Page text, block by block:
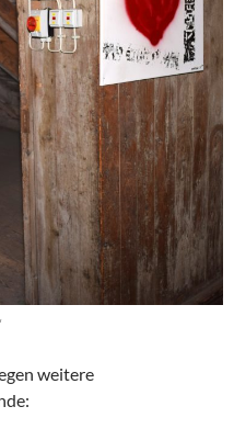
weitere